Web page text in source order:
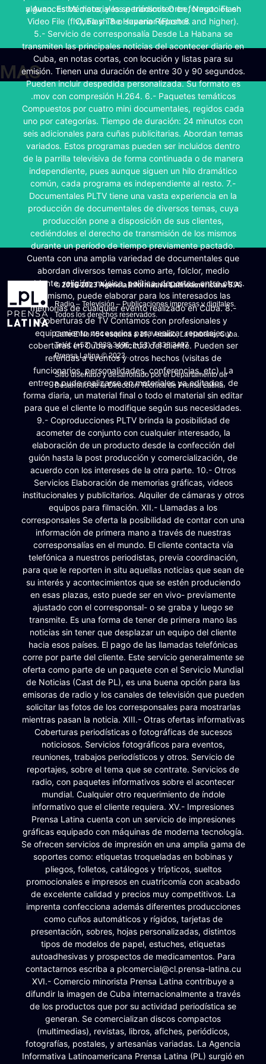
y Avances Médicos, y los periódicos Orbe, Negocios en
Cuba y The Havana Reporter.
Cuba Internacional, la revista insignia del país que tiene el
propósito de dar a conocer la realidad actual de Cuba;
Avances Médicos, revista especializada en medicina, y
las versiones digitales de Orbe, Negocios en Cuba y The
Havana Reporter, y otros suplementos propios de corte
científico, cultural o deportivo), y otros soportes
(Multimedia Enciclopedia de Cuba, el compendio más
importante de todo lo referido a Cuba en formato
multimedia que se actualiza cada año; productos
televisivos; programación radial; y boletines electrónicos,
con informaciones turístico-comerciales dirigido a clientes
que necesiten informaciones sobre este sector).
CONTACTAR
MAS
alguno. Estos materiales se transmiten en formato Flash
Video File (flv), Flash 8 o superior (Flash 8 and higher).
5.- Servicio de corresponsalía Desde La Habana se
transmiten las principales noticias del acontecer diario en
Cuba, en notas cortas, con locución y listas para su
emisión. Tienen una duración de entre 30 y 90 segundos.
Pueden incluir despedida personalizada. Su formato es
.mov con compresión H.264. 6.- Paquetes temáticos
Compuestos por cuatro mini documentales, regidos cada
uno por categorías. Tiempo de duración: 24 minutos con
seis adicionales para cuñas publicitarias. Abordan temas
variados. Estos programas pueden ser incluidos dentro
de la parrilla televisiva de forma continuada o de manera
independiente, pues aunque siguen un hilo dramático
común, cada programa es independiente al resto. 7.-
Documentales PLTV tiene una vasta experiencia en la
producción de documentales de diversos temas, cuya
producción pone a disposición de sus clientes,
cediéndoles el derecho de transmisión de los mismos
durante un período de tiempo previamente pactado.
Cuenta con una amplia variedad de documentales que
abordan diversos temas como arte, folclor, medio
ambiente, religión, música, política, deportes, entre otros.
Asimismo, puede elaborar para los interesados las
memorias de cualquier evento realizado en Cuba. 8.-
Coberturas de TV Contamos con profesionales y
equipamiento necesarios para realizar reportajes y
coberturas en Cuba a solicitud del cliente. Pueden ser
referidas a eventos y otros hechos (visitas de
funcionarios, personalidades, conferencias, etc). La
entrega pude realizarse en materiales ya editados, de
forma diaria, un material final o todo el material sin editar
para que el cliente lo modifique según sus necesidades.
9.- Coproducciones PLTV brinda la posibilidad de
acometer de conjunto con cualquier interesado, la
elaboración de un producto desde la confección del
guión hasta la post producción y comercialización, de
acuerdo con los intereses de la otra parte. 10.- Otros
Servicios Elaboración de memorias gráficas, videos
institucionales y publicitarios. Alquiler de cámaras y otros
equipos para filmación. XII.- Llamadas a los
corresponsales Se oferta la posibilidad de contar con una
información de primera mano a través de nuestras
corresponsalías en el mundo. El cliente contacta vía
telefónica a nuestros periodistas, previa coordinación,
para que le reporten in situ aquellas noticias que sean de
su interés y acontecimientos que se estén produciendo
en esas plazas, esto puede ser en vivo- previamente
ajustado con el corresponsal- o se graba y luego se
transmite. Es una forma de tener de primera mano las
noticias sin tener que desplazar un equipo del cliente
hacia esos países. El pago de las llamadas telefónicas
corre por parte del cliente. Este servicio generalmente se
oferta como parte de un paquete con el Servicio Mundial
de Noticias (Cast de PL), es una buena opción para las
emisoras de radio y los canales de televisión que pueden
solicitar las fotos de los corresponsales para mostrarlas
mientras pasan la noticia. XIII.- Otras ofertas informativas
Coberturas periodísticas o fotográficas de sucesos
noticiosos. Servicios fotográficos para eventos,
reuniones, trabajos periodísticos y otros. Servicio de
reportajes, sobre el tema que se contrate. Servicios de
radio, con paquetes informativos sobre el acontecer
mundial. Cualquier otro requerimiento de índole
informativo que el cliente requiera. XV.- Impresiones
Prensa Latina cuenta con un servicio de impresiones
gráficas equipado con máquinas de moderna tecnología.
Se ofrecen servicios de impresión en una amplia gama de
soportes como: etiquetas troqueladas en bobinas y
pliegos, folletos, catálogos y trípticos, sueltos
promocionales e impresos en cuatricomía con acabado
de excelente calidad y precios muy competitivos. La
imprenta confecciona además diferentes producciones
como cuños automáticos y rígidos, tarjetas de
presentación, sobres, hojas personalizadas, distintos
tipos de modelos de papel, estuches, etiquetas
autoadhesivas y prospectos de medicamentos. Para
contactarnos escriba a plcomercial@cl.prensa-latina.cu
XVI.- Comercio minorista Prensa Latina contribuye a
difundir la imagen de Cuba internacionalmente a través
de los productos que por su actividad periodística se
generan. Se comercializan discos compactos
(multimedias), revistas, libros, afiches, periódicos,
fotografías, postales, y artesanías variadas. La Agencia
Informativa Latinoamericana Prensa Latina (PL) surgió en
Ofrece los siguientes servicios:
CONTACTAR
© 2016-2023 Agencia Informativa Latinoamericana S.A.
Radio – Televisión – Publicaciones impresas y digitales.
Todos los derechos reservados.
Calle E No.454 esquina a 19, Vedado, La Habana, Cuba.
Teléf: (+53) 7 838 3496, (+53) 7 838 3497
Prensa Latina © 2023 .
Sitio diseñado y desarrollado por el Departamento de
Desarrollo de la Dirección Técnica de Prensa Latina.